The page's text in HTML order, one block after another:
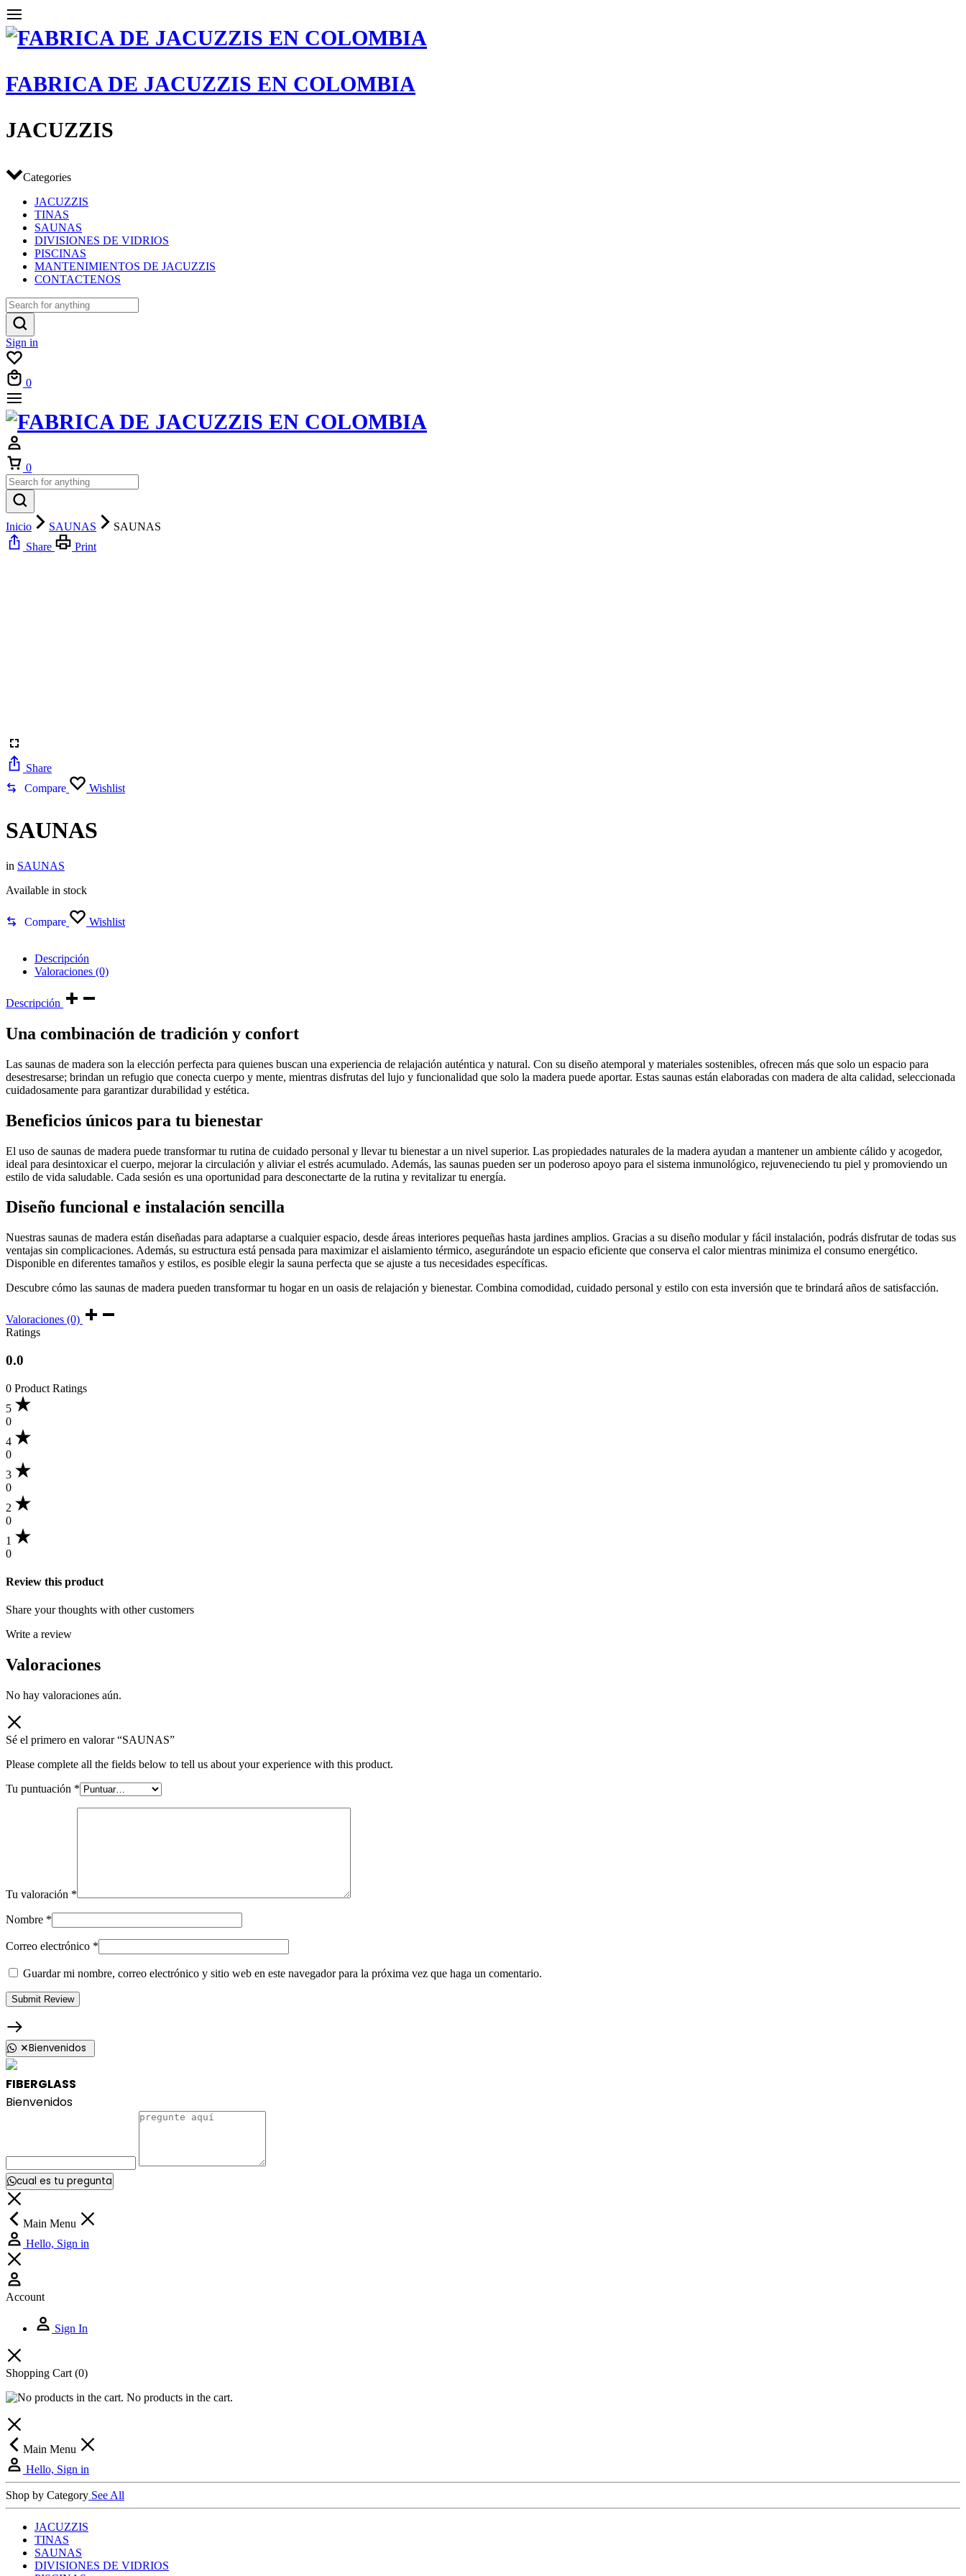
FABRICA DE JACUZZIS EN COLOMBIA
JACUZZIS
Categories
JACUZZIS
TINAS
SAUNAS
DIVISIONES DE VIDRIOS
PISCINAS
MANTENIMIENTOS DE JACUZZIS
CONTACTENOS
Sign in
0
0
Inicio SAUNAS
SAUNAS
Share
Print
Share
Compare
Wishlist
SAUNAS
in SAUNAS
Available in stock
Compare Wishlist
Descripción
Valoraciones (0)
Descripción
Una combinación de tradición y confort
Las saunas de madera son la elección perfecta para quienes buscan una experiencia de relajación auténtica y natural. Con su diseño atemporal y materiales sostenibles, ofrecen más que solo un espacio para
desestresarse; brindan un refugio que conecta cuerpo y mente, mientras disfrutas del lujo y funcionalidad que solo la madera puede aportar. Estas saunas están elaboradas con madera de alta calidad, seleccionada
cuidadosamente para garantizar durabilidad y estética.
Beneficios únicos para tu bienestar
El uso de saunas de madera puede transformar tu rutina de cuidado personal y llevar tu bienestar a un nivel superior. Las propiedades naturales de la madera ayudan a mantener un ambiente cálido y acogedor,
ideal para desintoxicar el cuerpo, mejorar la circulación y aliviar el estrés acumulado. Además, las saunas pueden ser un poderoso apoyo para el sistema inmunológico, rejuveneciendo tu piel y promoviendo un
estilo de vida saludable. Cada sesión es una oportunidad para desconectarte de la rutina y revitalizar tu energía.
Diseño funcional e instalación sencilla
Nuestras saunas de madera están diseñadas para adaptarse a cualquier espacio, desde áreas interiores pequeñas hasta jardines amplios. Gracias a su diseño modular y fácil instalación, podrás disfrutar de todas sus
ventajas sin complicaciones. Además, su estructura está pensada para maximizar el aislamiento térmico, asegurándote un espacio eficiente que conserva el calor mientras minimiza el consumo energético.
Disponible en diferentes tamaños y estilos, es posible elegir la sauna perfecta que se ajuste a tus necesidades específicas.
Descubre cómo las saunas de madera pueden transformar tu hogar en un oasis de relajación y bienestar. Combina comodidad, cuidado personal y estilo con esta inversión que te brindará años de satisfacción.
Valoraciones (0)
Ratings
0.0
0 Product Ratings
5
0
4
0
3
0
2
0
1
0
Review this product
Share your thoughts with other customers
Write a review
Valoraciones
No hay valoraciones aún.
Sé el primero en valorar “SAUNAS”
Please complete all the fields below to tell us about your experience with this product.
Tu puntuación *
Tu valoración *
Nombre *
Correo electrónico *
Guardar mi nombre, correo electrónico y sitio web en este navegador para la próxima vez que haga un comentario.
Bienvenidos
FIBERGLASS
Bienvenidos
cual es tu pregunta
Main Menu
Hello, Sign in
Account
Sign In
Shopping Cart (0)
No products in the cart.
Main Menu
Hello, Sign in
Shop by Category See All
JACUZZIS
TINAS
SAUNAS
DIVISIONES DE VIDRIOS